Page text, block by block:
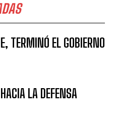
TERMINÓ EL GOBIERNO
LA DEFENSA